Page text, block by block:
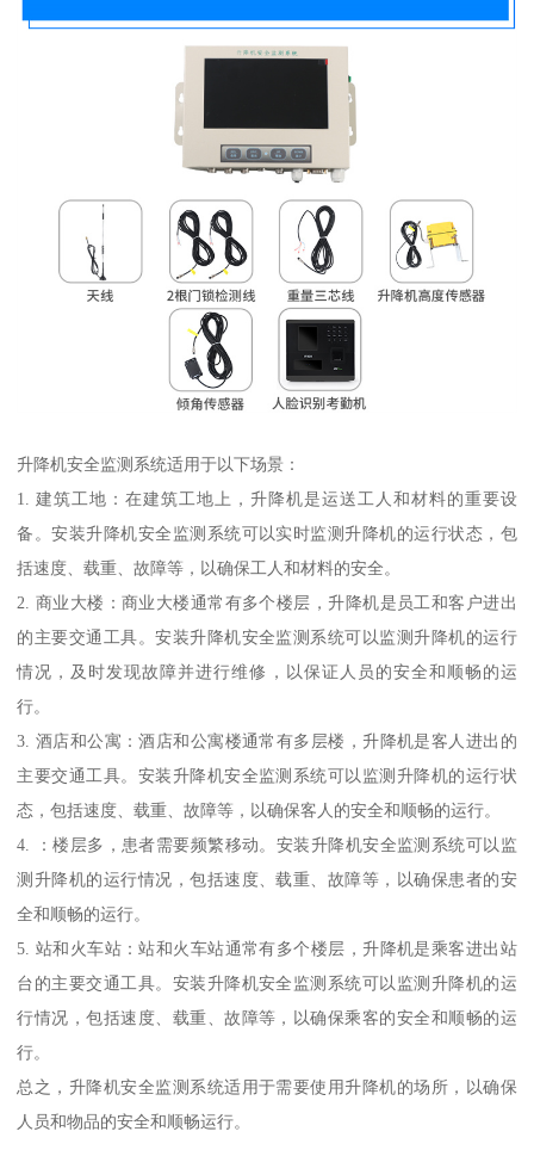
升降机安全监测系统适用于以下场景：
1. 建筑工地：在建筑工地上，升降机是运送工人和材料的重要设
备。安装升降机安全监测系统可以实时监测升降机的运行状态，包
括速度、载重、故障等，以确保工人和材料的安全。
2. 商业大楼：商业大楼通常有多个楼层，升降机是员工和客户进出
的主要交通工具。安装升降机安全监测系统可以监测升降机的运行
情况，及时发现故障并进行维修，以保证人员的安全和顺畅的运
行。
3. 酒店和公寓：酒店和公寓楼通常有多层楼，升降机是客人进出的
主要交通工具。安装升降机安全监测系统可以监测升降机的运行状
态，包括速度、载重、故障等，以确保客人的安全和顺畅的运行。
4. ：楼层多，患者需要频繁移动。安装升降机安全监测系统可以监
测升降机的运行情况，包括速度、载重、故障等，以确保患者的安
全和顺畅的运行。
5. 站和火车站：站和火车站通常有多个楼层，升降机是乘客进出站
台的主要交通工具。安装升降机安全监测系统可以监测升降机的运
行情况，包括速度、载重、故障等，以确保乘客的安全和顺畅的运
行。
总之，升降机安全监测系统适用于需要使用升降机的场所，以确保
人员和物品的安全和顺畅运行。